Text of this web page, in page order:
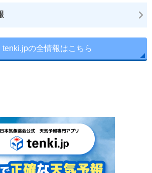
tenki.jpの全情報はこちら